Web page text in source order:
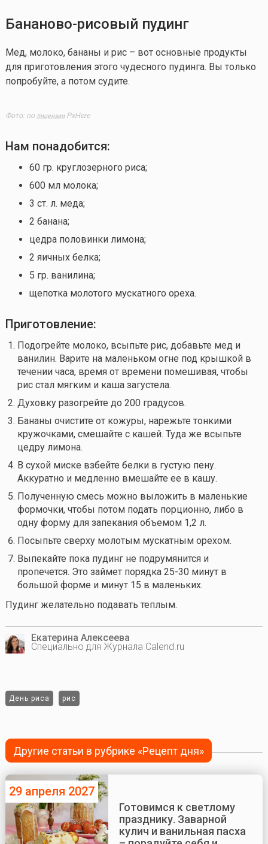
Бананово-рисовый пудинг
Мед, молоко, бананы и рис – вот основные продукты
для приготовления этого чудесного пудинга. Вы только
попробуйте, а потом судите.
Фото: по лицензииPxHere
Нам понадобится:
60 гр. круглозерного риса;
600 мл молока;
3 ст. л. меда;
2 банана;
цедра половинки лимона;
2 яичных белка;
5 гр. ванилина;
щепотка молотого мускатного ореха.
Приготовление:
Подогрейте молоко, всыпьте рис, добавьте мед и
ванилин. Варите на маленьком огне под крышкой в
течении часа, время от времени помешивая, чтобы
рис стал мягким и каша загустела.
Духовку разогрейте до 200 градусов.
Бананы очистите от кожуры, нарежьте тонкими
кружочками, смешайте с кашей. Туда же всыпьте
цедру лимона.
В сухой миске взбейте белки в густую пену.
Аккуратно и медленно вмешайте ее в кашу.
Полученную смесь можно выложить в маленькие
формочки, чтобы потом подать порционно, либо в
одну форму для запекания объемом 1,2 л.
Посыпьте сверху молотым мускатным орехом.
Выпекайте пока пудинг не подрумянится и
пропечется. Это займет порядка 25-30 минут в
большой форме и минут 15 в маленьких.
Пудинг желательно подавать теплым.
Екатерина Алексеева
Специально для Журнала Calend.ru
День риса рис
Другие статьи в рубрике «Рецепт дня»
29 апреля 2027
Готовимся к светлому
празднику. Заварной
кулич и ванильная пасха